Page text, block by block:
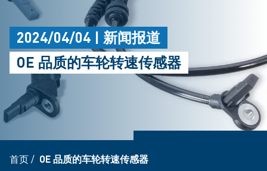
2024/04/04 | 新闻报道
OE 品质的车轮转速传感器
首页/ OE 品质的车轮转速传感器